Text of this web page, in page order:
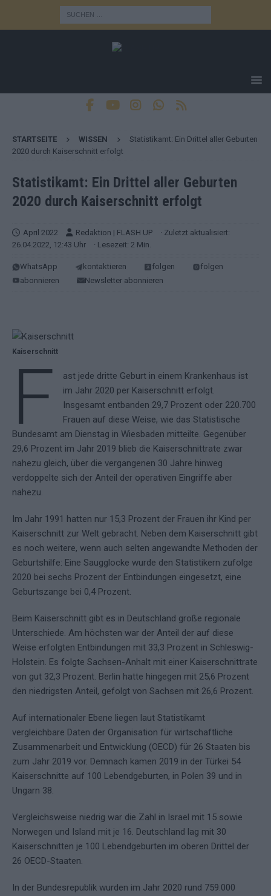
STARTSEITE WISSEN
Statistikamt: Ein Drittel aller Geburten
2020 durch Kaiserschnitt erfolgt
Statistikamt: Ein Drittel aller Geburten
2020 durch Kaiserschnitt erfolgt
April 2022 Redaktion | FLASH UP
· Zuletzt aktualisiert:
26.04.2022, 12:43 Uhr
· Lesezeit: 2 Min.
WhatsApp kontaktieren folgen
folgen
abonnieren
Newsletter abonnieren
Kaiserschnitt
F
ast jede dritte Geburt in einem Krankenhaus ist
im Jahr 2020 per Kaiserschnitt erfolgt.
Insgesamt entbanden 29,7 Prozent oder 220.700
Frauen auf diese Weise, wie das Statistische
Bundesamt am Dienstag in Wiesbaden mitteilte. Gegenüber
29,6 Prozent im Jahr 2019 blieb die Kaiserschnittrate zwar
nahezu gleich, über die vergangenen 30 Jahre hinweg
verdoppelte sich der Anteil der operativen Eingriffe aber
nahezu.
Im Jahr 1991 hatten nur 15,3 Prozent der Frauen ihr Kind per
Kaiserschnitt zur Welt gebracht. Neben dem Kaiserschnitt gibt
es noch weitere, wenn auch selten angewandte Methoden der
Geburtshilfe: Eine Saugglocke wurde den Statistikern zufolge
2020 bei sechs Prozent der Entbindungen eingesetzt, eine
Geburtszange bei 0,4 Prozent.
Beim Kaiserschnitt gibt es in Deutschland große regionale
Unterschiede. Am höchsten war der Anteil der auf diese
Weise erfolgten Entbindungen mit 33,3 Prozent in Schleswig-
Holstein. Es folgte Sachsen-Anhalt mit einer Kaiserschnittrate
von gut 32,3 Prozent. Berlin hatte hingegen mit 25,6 Prozent
den niedrigsten Anteil, gefolgt von Sachsen mit 26,6 Prozent.
Auf internationaler Ebene liegen laut Statistikamt
vergleichbare Daten der Organisation für wirtschaftliche
Zusammenarbeit und Entwicklung (OECD) für 26 Staaten bis
zum Jahr 2019 vor. Demnach kamen 2019 in der Türkei 54
Kaiserschnitte auf 100 Lebendgeburten, in Polen 39 und in
Ungarn 38.
Vergleichsweise niedrig war die Zahl in Israel mit 15 sowie
Norwegen und Island mit je 16. Deutschland lag mit 30
Kaiserschnitten je 100 Lebendgeburten im oberen Drittel der
26 OECD-Staaten.
In der Bundesrepublik wurden im Jahr 2020 rund 759.000